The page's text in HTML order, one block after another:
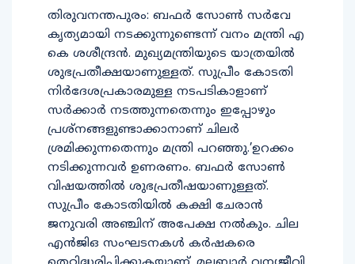
തിരുവനന്തപുരം: ബഫർ സോൺ സർവേ
കൃത്യമായി നടക്കുന്നുണ്ടെന്ന് വനം മന്ത്രി എ
കെ ശശീന്ദ്രൻ. മുഖ്യമന്ത്രിയുടെ യാത്രയിൽ
ശുഭപ്രതീക്ഷയാണുള്ളത്. സുപ്രീം കോടതി
നിർദേശപ്രകാരമുള്ള നടപടികാളാണ്
സർക്കാർ നടത്തുന്നതെന്നും ഇപ്പോഴും
പ്രശ്‌നങ്ങളുണ്ടാക്കാനാണ് ചിലർ
ശ്രമിക്കുന്നതെന്നും മന്ത്രി പറഞ്ഞു.’ഉറക്കം
നടിക്കുന്നവർ ഉണരണം. ബഫർ സോൺ
വിഷയത്തിൽ ശുഭപ്രതീഷയാണുള്ളത്.
സുപ്രീം കോടതിയിൽ കക്ഷി ചേരാൻ
ജനുവരി അഞ്ചിന് അപേക്ഷ നൽകും. ചില
എൻജിഒ സംഘടനകൾ കർഷകരെ